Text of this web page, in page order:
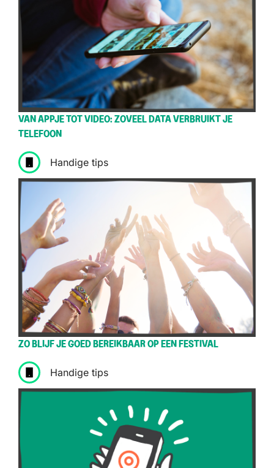
VAN APPJE TOT VIDEO: ZOVEEL DATA VERBRUIKT JE
TELEFOON
Handige tips
ZO BLIJF JE GOED BEREIKBAAR OP EEN FESTIVAL
Handige tips